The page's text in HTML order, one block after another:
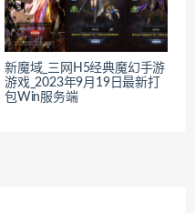
新魔域_三网H5经典魔幻手游
游戏_2023年9月19日最新打
包Win服务端